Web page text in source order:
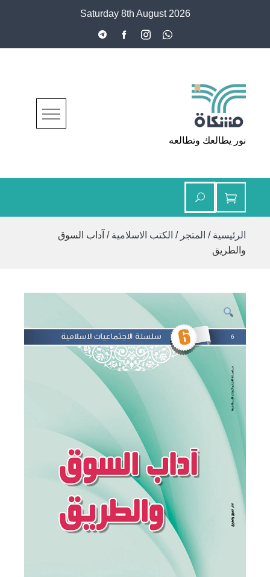
Saturday 8th August 2026
مشكاة
نور يطالعك وتطالعه
الرئيسية / المتجر / الكتب الاسلامية / آداب السوق
والطريق